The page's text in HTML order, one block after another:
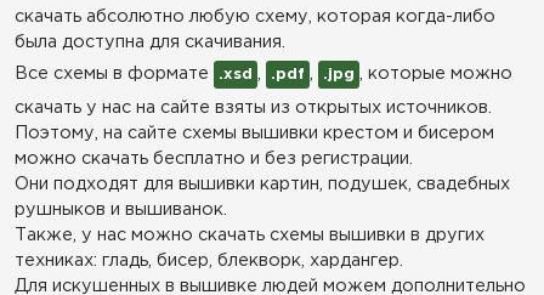
скачать абсолютно любую схему, которая когда-либо
была доступна для скачивания.
Все схемы в формате
.xsd .pdf .jpg , которые можно
скачать у нас на сайте взяты из открытых источников.
Поэтому, на сайте схемы вышивки крестом и бисером
можно скачать бесплатно и без регистрации.
Они подходят для вышивки картин, подушек, свадебных
рушныков и вышиванок.
Также, у нас можно скачать схемы вышивки в других
техниках: гладь, бисер, блекворк, хардангер.
Для искушенных в вышивке людей можем дополнительно